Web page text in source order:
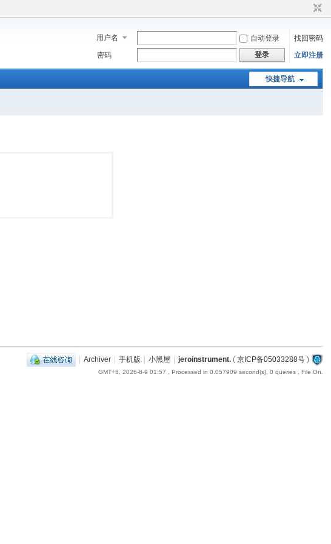
用户名 自动登录
找回密码
密码
登录 立即注册
快捷导航
| Archiver | 手机版 | 小黑屋 | jeroinstrument.( 京ICP备05033288号)
GMT+8, 2026-8-9 01:57 , Processed in 0.057909 second(s), 0 queries , File On.